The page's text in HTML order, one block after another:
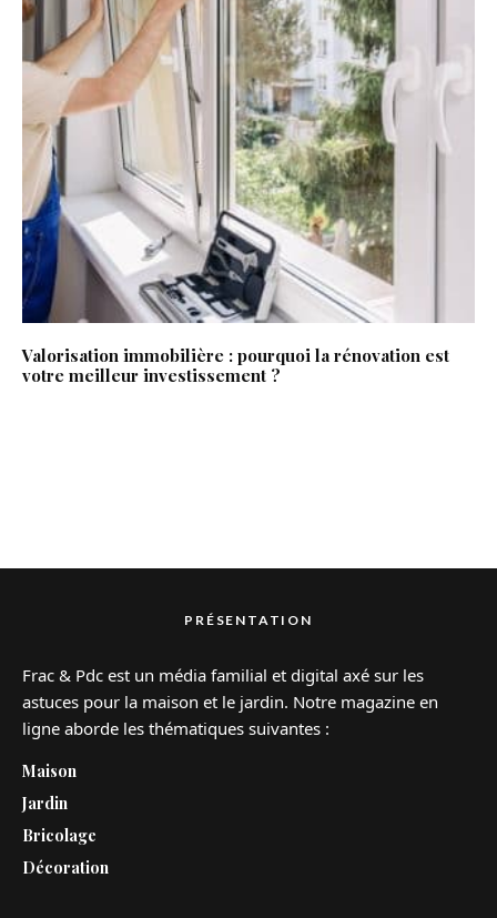
Valorisation immobilière : pourquoi la rénovation est
votre meilleur investissement ?
PRÉSENTATION
Frac & Pdc est un média familial et digital axé sur les
astuces pour la maison et le jardin. Notre magazine en
ligne aborde les thématiques suivantes :
Maison
Jardin
Bricolage
Décoration